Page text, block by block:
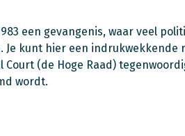
een gevangenis, waar veel
Je kunt hier een indrukwekkende
(de Hoge Raad)
wordt.